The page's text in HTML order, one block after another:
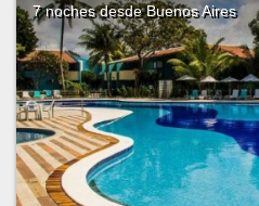
7 nochesdesde Buenos Aires